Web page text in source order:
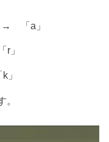
→ 「a」
」
。